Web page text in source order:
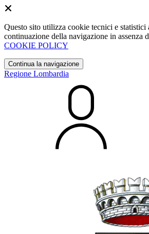
Questo sito utilizza cookie tecnici e
continuazione della navigazione in
COOKIE POLICY
Continua la navigazione
Regione Lombardia